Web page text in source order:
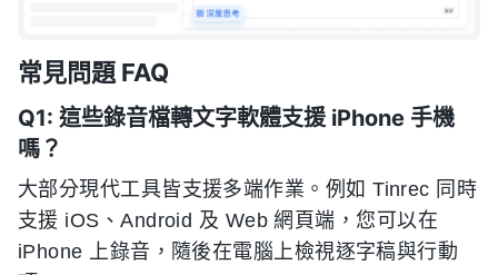
常見問題 FAQ
Q1: 這些錄音檔轉文字軟體支援 iPhone 手機
嗎？
大部分現代工具皆支援多端作業。例如 Tinrec 同時
支援 iOS、Android 及 Web 網頁端，您可以在
iPhone 上錄音，隨後在電腦上檢視逐字稿與行動